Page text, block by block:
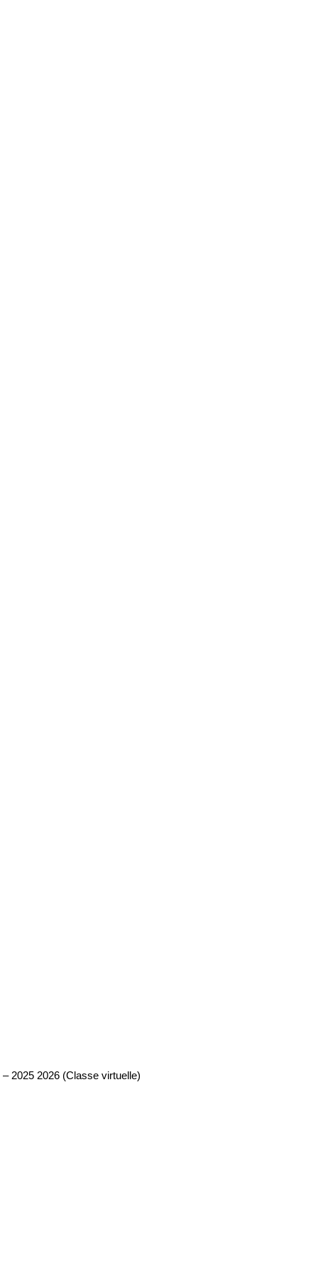
2025 2026 (Classe virtuelle)